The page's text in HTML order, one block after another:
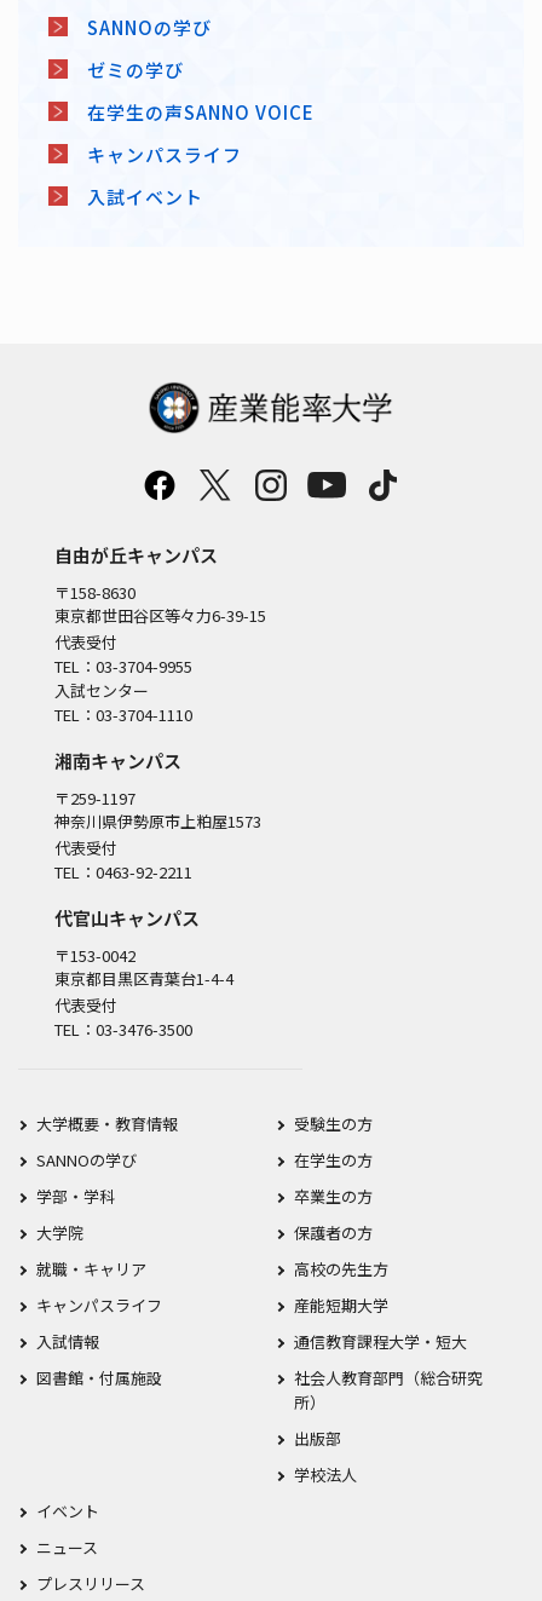
SANNOの学び
ゼミの学び
在学生の声SANNO VOICE
キャンパスライフ
入試イベント
自由が丘キャンパス
〒158-8630
東京都世田谷区等々力6-39-15
代表受付
TEL：03-3704-9955
入試センター
TEL：03-3704-1110
湘南キャンパス
〒259-1197
神奈川県伊勢原市上粕屋1573
代表受付
TEL：0463-92-2211
代官山キャンパス
〒153-0042
東京都目黒区青葉台1-4-4
代表受付
TEL：03-3476-3500
大学概要・教育情報
SANNOの学び
学部・学科
大学院
就職・キャリア
キャンパスライフ
入試情報
図書館・付属施設
受験生の方
在学生の方
卒業生の方
保護者の方
高校の先生方
産能短期大学
通信教育課程大学・短大
社会人教育部門（総合研究
所）
出版部
学校法人
イベント
ニュース
プレスリリース